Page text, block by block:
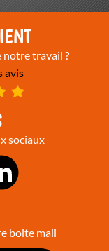
notre travail ?
avis
sociaux
boite mail